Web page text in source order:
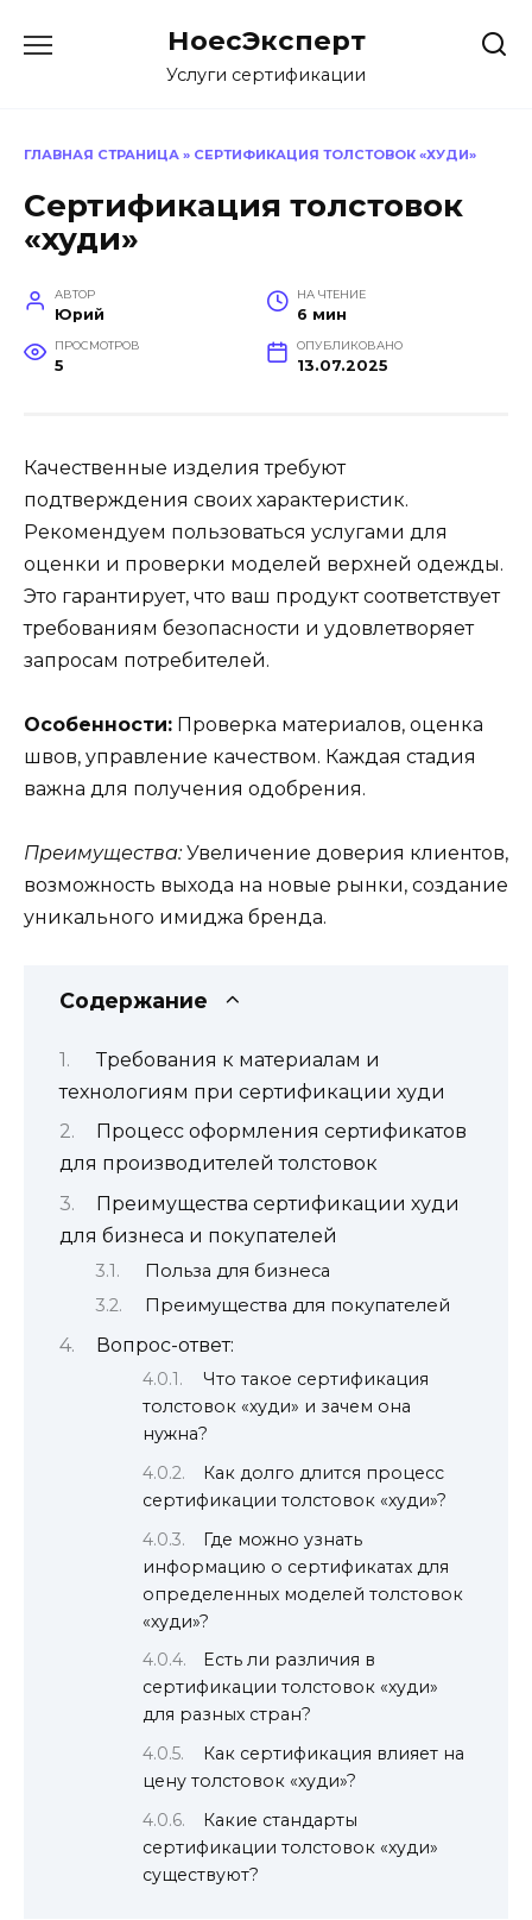
НоесЭксперт
Услуги сертификации
ГЛАВНАЯ СТРАНИЦА » СЕРТИФИКАЦИЯ ТОЛСТОВОК «ХУДИ»
Сертификация толстовок
«худи»
АВТОР
Юрий
НА ЧТЕНИЕ
6 мин
ПРОСМОТРОВ
5
ОПУБЛИКОВАНО
13.07.2025
Качественные изделия требуют
подтверждения своих характеристик.
Рекомендуем пользоваться услугами для
оценки и проверки моделей верхней одежды.
Это гарантирует, что ваш продукт соответствует
требованиям безопасности и удовлетворяет
запросам потребителей.
Особенности: Проверка материалов, оценка
швов, управление качеством. Каждая стадия
важна для получения одобрения.
Преимущества:Увеличение доверия клиентов,
возможность выхода на новые рынки, создание
уникального имиджа бренда.
Содержание
Требования к материалам и
технологиям при сертификации худи
Процесс оформления сертификатов
для производителей толстовок
Преимущества сертификации худи
для бизнеса и покупателей
Польза для бизнеса
Преимущества для покупателей
Вопрос-ответ:
Что такое сертификация
толстовок «худи» и зачем она
нужна?
Как долго длится процесс
сертификации толстовок «худи»?
Где можно узнать
информацию о сертификатах для
определенных моделей толстовок
«худи»?
Есть ли различия в
сертификации толстовок «худи»
для разных стран?
Как сертификация влияет на
цену толстовок «худи»?
Какие стандарты
сертификации толстовок «худи»
существуют?